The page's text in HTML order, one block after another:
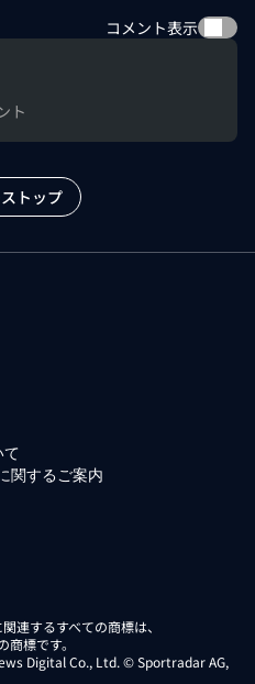
コメント表示
ト
トップ
て
関するご案内
連するすべての商標は、
標です。
Digital Co., Ltd. © Sportradar AG,